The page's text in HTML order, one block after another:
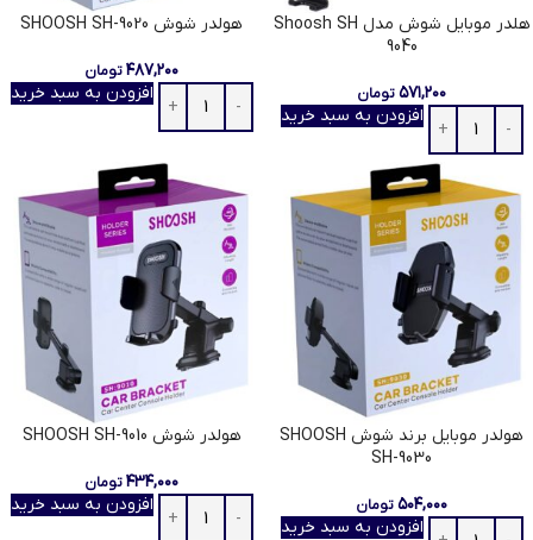
هلدر موبایل شوش مدل Shoosh SH
9040
۵۷۱,۲۰۰تومان
افزودن به سبد خرید
هولدر شوش SHOOSH SH-9020
۴۸۷,۲۰۰تومان
افزودن به سبد خرید
هولدر موبایل برند شوش SHOOSH
SH-9030
۵۰۴,۰۰۰تومان
افزودن به سبد خرید
هولدر شوش SHOOSH SH-9010
۴۳۴,۰۰۰تومان
افزودن به سبد خرید